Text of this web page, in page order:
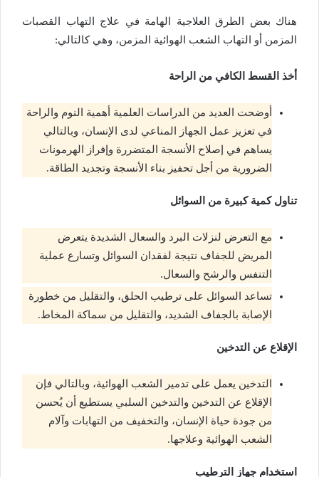
هناك بعض الطرق العلاجية الهامة في علاج التهاب القصبات
المزمن أو التهاب الشعب الهوائية المزمن، وهي كالتالي:
أخذ القسط الكافي من الراحة
أوضحت العديد من الدراسات العلمية أهمية النوم والراحة
في تعزيز عمل الجهاز المناعي لدى الإنسان، وبالتالي
يساهم في إصلاح الأنسجة المتضررة وإفراز الهرمونات
الضرورية من أجل تحفيز بناء الأنسجة وتجديد الطاقة.
تناول كمية كبيرة من السوائل
مع التعرض لنزلات البرد والسعال الشديدة يتعرض
المريض للجفاف نتيجة لفقدان السوائل وتسارع عملية
التنفس والرشح والسعال.
تساعد السوائل على ترطيب الحلق، والتقليل من خطورة
الإصابة بالجفاف الشديد، والتقليل من سماكة المخاط.
الإقلاع عن التدخين
التدخين يعمل على تدمير الشعب الهوائية، وبالتالي فإن
الإقلاع عن التدخين والتدخين السلبي يستطيع أن يُحسن
من جودة حياة الإنسان، والتخفيف من التهابات وآلام
الشعب الهوائية وعلاجها.
استخدام جهاز الترطيب